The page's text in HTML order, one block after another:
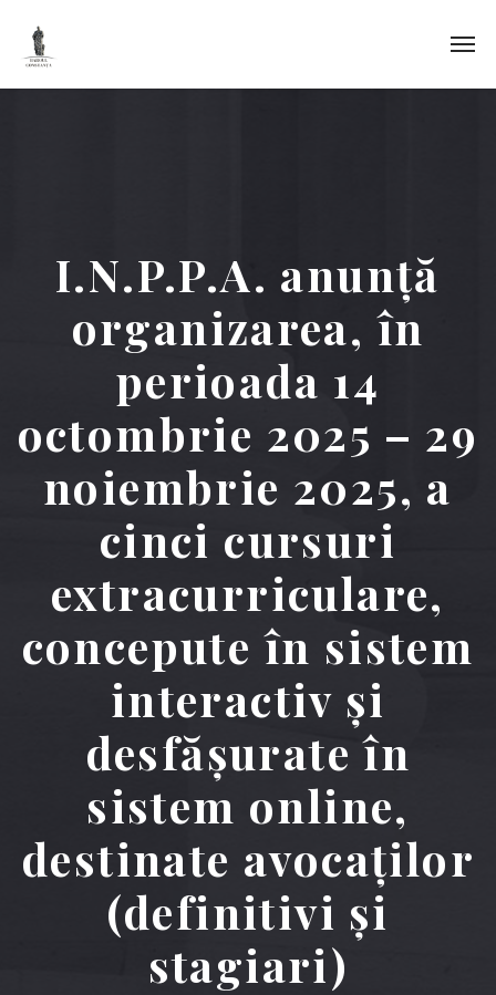
I.N.P.P.A. anunță
organizarea, în
perioada 14
octombrie 2025 – 29
noiembrie 2025, a
cinci cursuri
extracurriculare,
concepute în sistem
interactiv și
desfășurate în
sistem online,
destinate avocaților
(definitivi și
stagiari)